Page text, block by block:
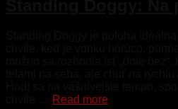
Read more